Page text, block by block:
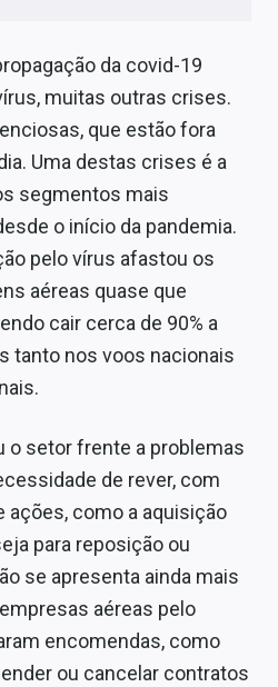
da covid-19
muitas outras crises.
que estão fora
Uma destas crises é a
segmentos mais
o início da pandemia.
pelo vírus afastou os
aéreas quase que
cair cerca de 90% a
tanto nos voos nacionais
o setor frente a problemas
de rever, com
ações, como a aquisição
para reposição ou
se apresenta ainda mais
aéreas pelo
encomendas, como
ou cancelar contratos